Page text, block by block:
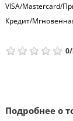
VISA/Mastercard/
Кредит/
0/
Подробнее о